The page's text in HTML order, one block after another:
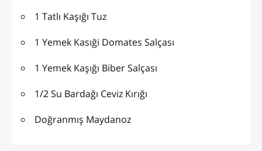
1 Tatlı Kaşığı Tuz
1 Yemek Kasıği Domates Salçası
1 Yemek Kaşığı Biber Salçası
1/2 Su Bardağı Ceviz Kırığı
Doğranmış Maydanoz